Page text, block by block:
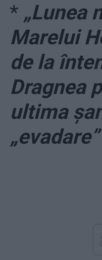
* „Lunea
Marelui
de la
Dragnea
ultima
„evadare”